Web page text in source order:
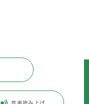
音声読み上げ
記者への情報提供